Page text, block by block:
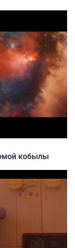
кобылы